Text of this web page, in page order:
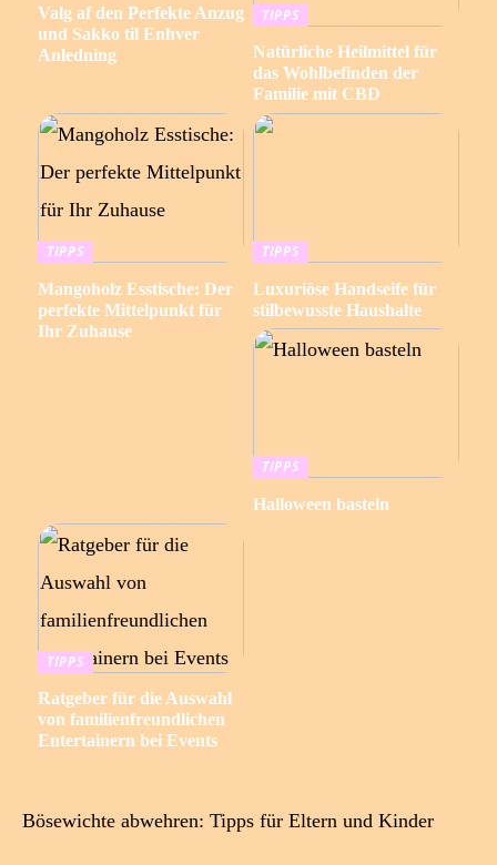
Valg af den Perfekte Anzug
und Sakko til Enhver
Anledning
TIPPS
Natürliche Heilmittel für
das Wohlbefinden der
Familie mit CBD
TIPPS
Mangoholz Esstische: Der
perfekte Mittelpunkt für
Ihr Zuhause
TIPPS
Luxuriöse Handseife für
stilbewusste Haushalte
TIPPS
Halloween basteln
TIPPS
Ratgeber für die Auswahl
von familienfreundlichen
Entertainern bei Events
Bösewichte abwehren: Tipps für Eltern und Kinder